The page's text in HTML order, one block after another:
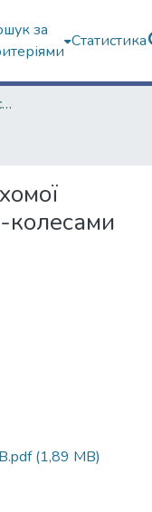
за
Статистика
Навчально-науковий інститут комп'ютерних наук та штучного інтелекту
(1,89 MB)